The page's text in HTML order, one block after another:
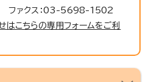
ァクス：03-5698-1502
はこちらの専用フォームをご利